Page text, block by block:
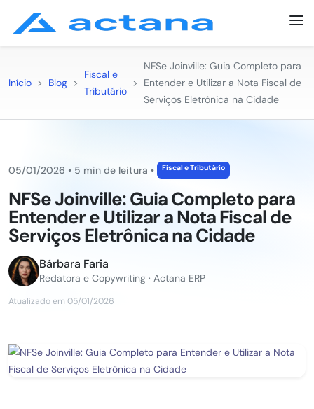
Início > Blog >
Fiscal e
Tributário
>
NFSe Joinville: Guia Completo para
Entender e Utilizar a Nota Fiscal de
Serviços Eletrônica na Cidade
05/01/2026 • 5 min de leitura • Fiscal e Tributário
NFSe Joinville: Guia Completo para
Entender e Utilizar a Nota Fiscal de
Serviços Eletrônica na Cidade
Bárbara Faria
Redatora e Copywriting · Actana ERP
Atualizado em 05/01/2026